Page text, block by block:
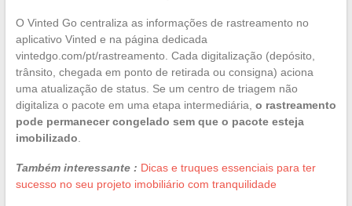
O Vinted Go centraliza as informações de rastreamento no
aplicativo Vinted e na página dedicada
vintedgo.com/pt/rastreamento. Cada digitalização (depósito,
trânsito, chegada em ponto de retirada ou consigna) aciona
uma atualização de status. Se um centro de triagem não
digitaliza o pacote em uma etapa intermediária, o rastreamento
pode permanecer congelado sem que o pacote esteja
imobilizado
Também interessante : Dicas e truques essenciais para ter
sucesso no seu projeto imobiliário com tranquilidade